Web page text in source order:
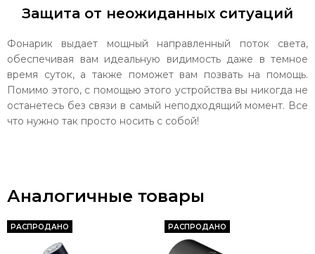
Защита от неожиданных ситуаций
Фонарик выдает мощный направленный поток света,
обеспечивая вам идеальную видимость даже в темное
время суток, а также поможет вам позвать на помощь.
Помимо этого, с помощью этого устройства вы никогда не
останетесь без связи в самый неподходящий момент. Все
что нужно так просто носить с собой!
Аналогичные товары
РАСПРОДАНО РАСПРОДАНО